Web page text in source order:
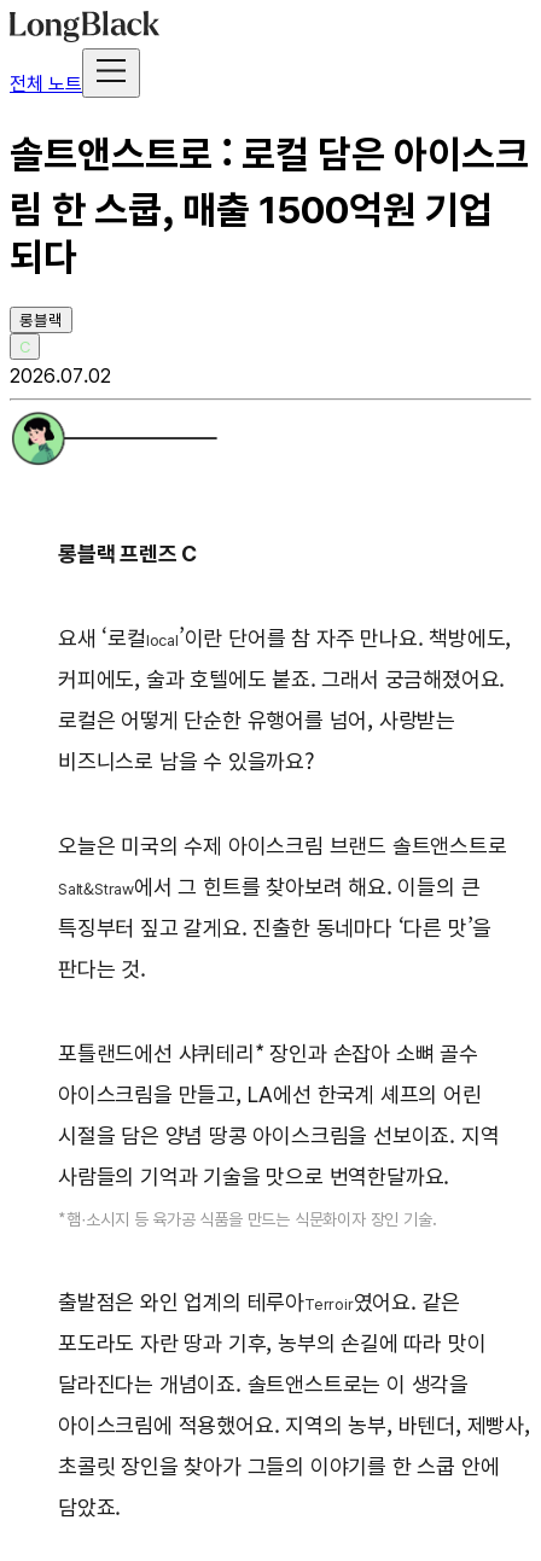
전체 노트
솔트앤스트로 : 로컬 담은 아이스크
림 한 스쿱, 매출 1500억원 기업
되다
롱블랙
C
2026.07.02
롱블랙 프렌즈 C
요새 ‘로컬local’이란 단어를 참 자주 만나요. 책방에도,
커피에도, 술과 호텔에도 붙죠. 그래서 궁금해졌어요.
로컬은 어떻게 단순한 유행어를 넘어, 사랑받는
비즈니스로 남을 수 있을까요?
오늘은 미국의 수제 아이스크림 브랜드 솔트앤스트로
Salt&Straw에서 그 힌트를 찾아보려 해요. 이들의 큰
특징부터 짚고 갈게요. 진출한 동네마다 ‘다른 맛’을
판다는 것.
포틀랜드에선 샤퀴테리* 장인과 손잡아 소뼈 골수
아이스크림을 만들고, LA에선 한국계 셰프의 어린
시절을 담은 양념 땅콩 아이스크림을 선보이죠. 지역
사람들의 기억과 기술을 맛으로 번역한달까요.
*햄·소시지 등 육가공 식품을 만드는 식문화이자 장인 기술.
출발점은 와인 업계의 테루아Terroir였어요. 같은
포도라도 자란 땅과 기후, 농부의 손길에 따라 맛이
달라진다는 개념이죠. 솔트앤스트로는 이 생각을
아이스크림에 적용했어요. 지역의 농부, 바텐더, 제빵사,
초콜릿 장인을 찾아가 그들의 이야기를 한 스쿱 안에
담았죠.